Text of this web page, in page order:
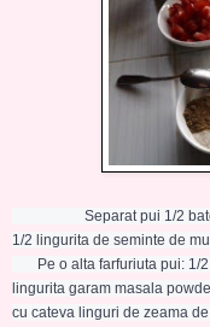
1/2 lingurita de seminte de
lingurita garam masala
cu cateva linguri de zeama